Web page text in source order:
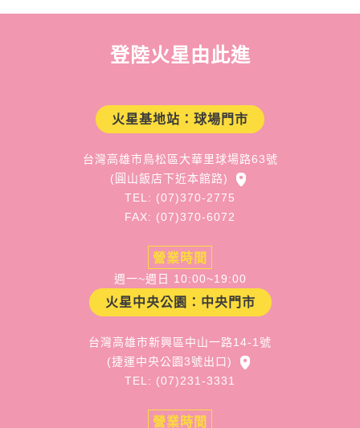
登陸火星由此進
火星基地站：球場門市
台灣高雄市鳥松區大華里球場路63號
(圓山飯店下近本館路)
TEL: (07)370-2775
FAX: (07)370-6072
營業時間
週一~週日 10:00~19:00
火星中央公園：中央門市
台灣高雄市新興區中山一路14-1號
(捷運中央公園3號出口)
TEL: (07)231-3331
營業時間